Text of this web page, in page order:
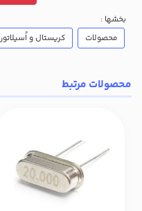
بخشها :
محصولات
کریستال و اُسیلاتور
محصولات مرتبط